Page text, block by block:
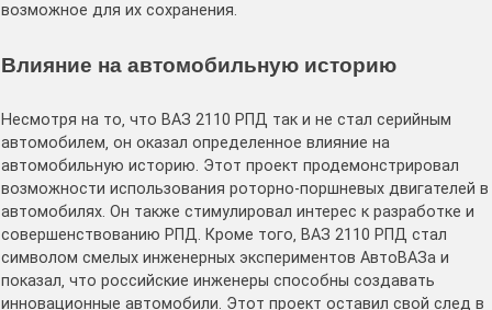
возможное для их сохранения․
Влияние на автомобильную историю
Несмотря на то‚ что ВАЗ 2110 РПД так и не стал серийным
автомобилем‚ он оказал определенное влияние на
автомобильную историю․ Этот проект продемонстрировал
возможности использования роторно-поршневых двигателей в
автомобилях․ Он также стимулировал интерес к разработке и
совершенствованию РПД․ Кроме того‚ ВАЗ 2110 РПД стал
символом смелых инженерных экспериментов АвтоВАЗа и
показал‚ что российские инженеры способны создавать
инновационные автомобили․ Этот проект оставил свой след в